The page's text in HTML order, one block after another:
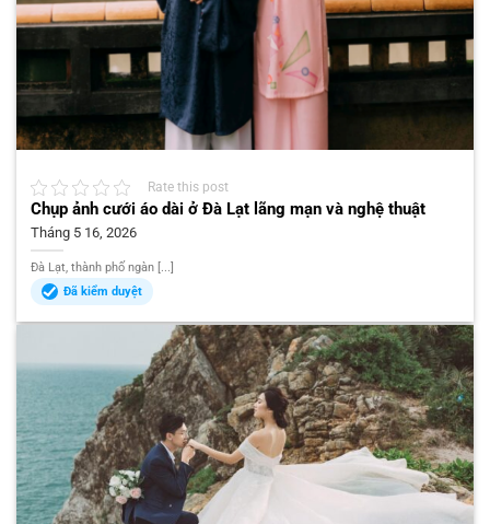
Rate this post
Chụp ảnh cưới áo dài ở Đà Lạt lãng mạn và nghệ thuật
Tháng 5 16, 2026
Đà Lạt, thành phố ngàn [...]
Đã kiểm duyệt